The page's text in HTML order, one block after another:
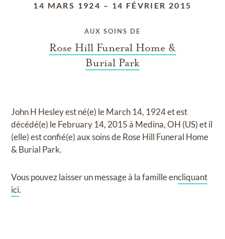
14 MARS 1924 – 14 FÉVRIER 2015
AUX SOINS DE
Rose Hill Funeral Home &
Burial Park
John H Hesleyest né(e) leMarch 14, 1924etest
décédé(e) leFebruary 14, 2015 à Medina, OH (US)etil
(elle) est confié(e) aux soins deRose Hill Funeral Home
& Burial Park.
Vous pouvez laisser un message à la famille encliquant
ici.